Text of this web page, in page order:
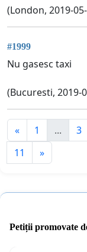
(London, 2019-
#1999
Nu gasesc taxi
(Bucuresti, 2019-
« 1 ... 3
11
»
Petiții promovate